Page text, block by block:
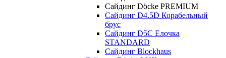
Сайдинг Döcke PREMIUM
Сайдинг D4.5D Корабельный
брус
Сайдинг D5С Елочка
STANDARD
Сайдинг Blockhaus